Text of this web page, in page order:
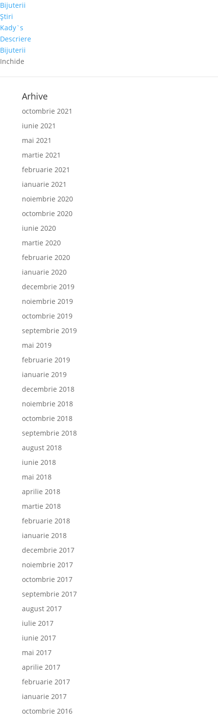
Bijuterii
Ştiri
Kady`s
Descriere
Bijuterii
Inchide
Paharul de Cultură, inițiativa culturală a cramei Villa
Artă de Cinci Stele – Gabriela Cristea la Phoenicia
Grand Hotel
Comentarii recente
Arhive
octombrie 2021
iunie 2021
mai 2021
martie 2021
februarie 2021
ianuarie 2021
noiembrie 2020
octombrie 2020
iunie 2020
martie 2020
februarie 2020
ianuarie 2020
decembrie 2019
noiembrie 2019
octombrie 2019
septembrie 2019
mai 2019
februarie 2019
ianuarie 2019
decembrie 2018
noiembrie 2018
octombrie 2018
septembrie 2018
august 2018
iunie 2018
mai 2018
aprilie 2018
martie 2018
februarie 2018
ianuarie 2018
decembrie 2017
noiembrie 2017
octombrie 2017
septembrie 2017
august 2017
iulie 2017
iunie 2017
mai 2017
aprilie 2017
februarie 2017
ianuarie 2017
octombrie 2016